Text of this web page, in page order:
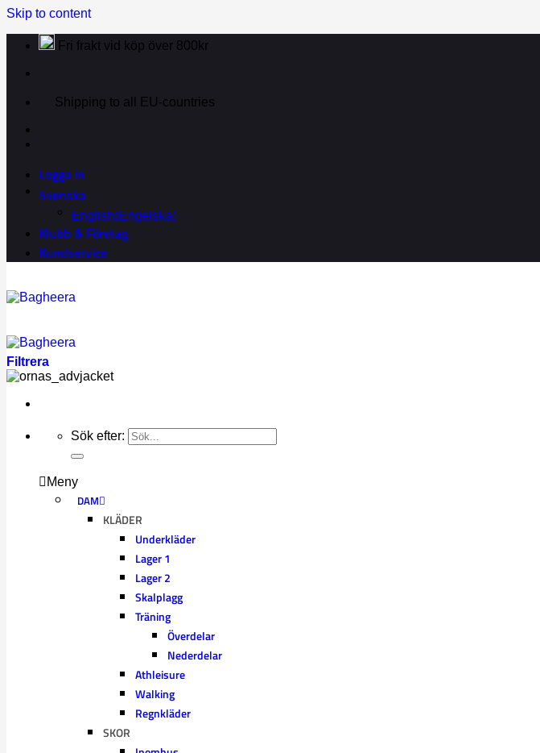
Skip to content
Fri frakt vid köp över 800kr
Shipping to all EU-countries
Logga in
Svenska
English(Engelska)
Klubb & Företag
Kundservice
Sök efter:
Meny
DAM
KLÄDER
Underkläder
Lager 1
Lager 2
Skalplagg
Träning
Överdelar
Nederdelar
Athleisure
Walking
Regnkläder
SKOR
Filtrera